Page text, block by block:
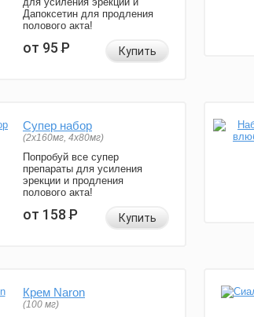
Дапоксетин для продления
полового акта!
от 95Р Купить
Супер набор
(2х160мг, 4х80мг)
Попробуй все супер
препараты для усиления
эрекции и продления
полового акта!
от 158Р Купить
Крем Naron
(100 мг)